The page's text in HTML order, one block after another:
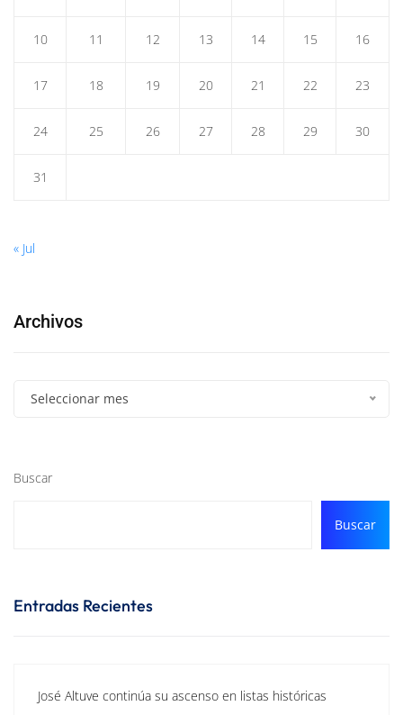
10 11 12 13 14 15 16
17 18 19 20 21 22 23
24 25 26 27 28 29 30
31
« Jul
Archivos
Seleccionar mes
Buscar
Buscar
Entradas Recientes
José Altuve continúa su ascenso en listas históricas